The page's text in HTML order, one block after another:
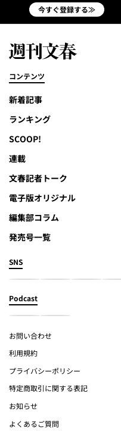
今すぐ登録する≫
コンテンツ
新着記事
ランキング
SCOOP!
連載
文春記者トーク
電子版オリジナル
編集部コラム
発売号一覧
SNS
Podcast
お問い合わせ
利用規約
プライバシーポリシー
特定商取引に関する表記
お知らせ
よくあるご質問